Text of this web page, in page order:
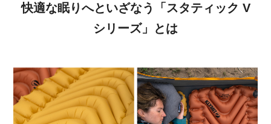
快適な眠りへといざなう「スタティック V
シリーズ」とは